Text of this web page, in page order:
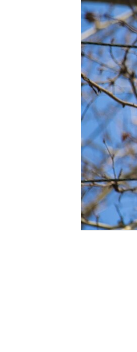
КРЫМ.НЕПОКОРЕННЫЙ
УКРАИНСКАЯ ПРОБЛЕМА КРЫМА